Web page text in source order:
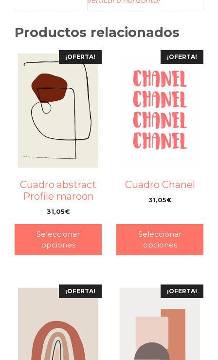
Productos relacionados
¡OFERTA!
Cuadro abstract
Profile maroon
31,05€
Seleccionar
opciones
¡OFERTA!
Cuadro Chanel
31,05€
Seleccionar
opciones
¡OFERTA! ¡OFERTA!